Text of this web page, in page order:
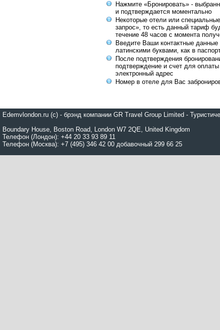
Нажмите «Бронировать» -
и подтверждается моментально
Некоторые отели или
запрос», то есть данный тариф
течение 48 часов с момента
Введите Ваши контактные данные
латинскими буквами, как в
После подтверждения
подтверждение и счет для
электронный адрес
Номер в отеле для Вас
Edemvlondon.ru (c) - брэнд компании GR Travel Group Limited -
Boundary House, Boston Road, London W7 2QE, United Kingdom
Телефон (Лондон): +44 20 33 93 89 11
Телефон (Москва): +7 (495) 346 42 00 добавочный 299 66 25